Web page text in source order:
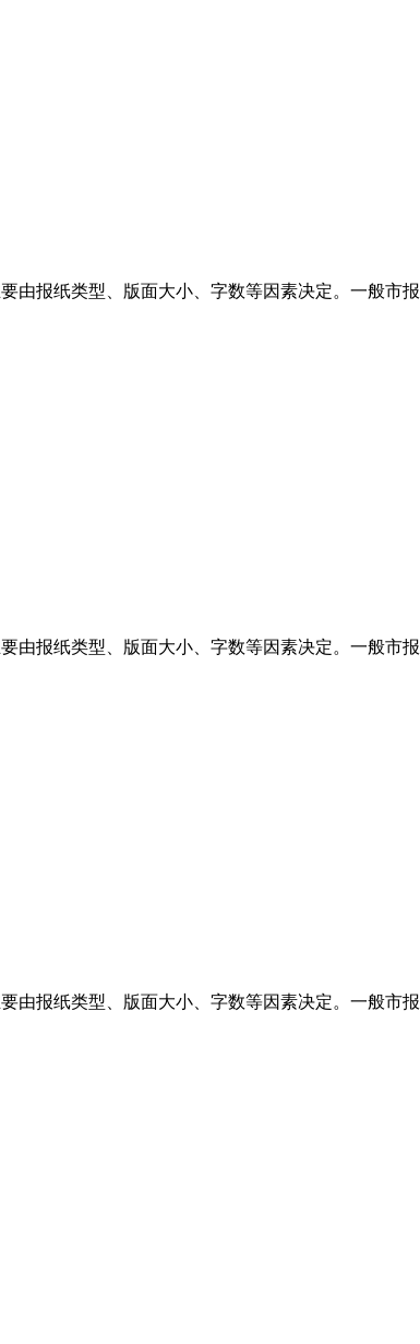
由报纸类型、版面大小、字数等因素决定。一般市
由报纸类型、版面大小、字数等因素决定。一般市
由报纸类型、版面大小、字数等因素决定。一般市